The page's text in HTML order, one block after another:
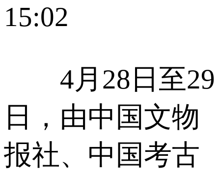
15:02
4月28日至29
日，由中国文物
报社、中国考古